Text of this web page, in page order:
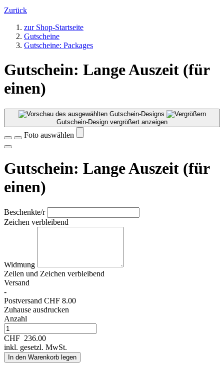
Zurück
zur Shop-Startseite
Gutscheine
Gutscheine: Packages
Gutschein: Lange Auszeit (für
einen)
Gutschein-Design vergrößert anzeigen
Foto auswählen
Gutschein: Lange Auszeit (für
einen)
Beschenkte/r
Zeichen verbleibend
Widmung
Zeilen und Zeichen verbleibend
Versand
-
Postversand CHF 8.00
Zuhause ausdrucken
Anzahl
CHF 236.00
inkl. gesetzl. MwSt.
In den Warenkorb legen